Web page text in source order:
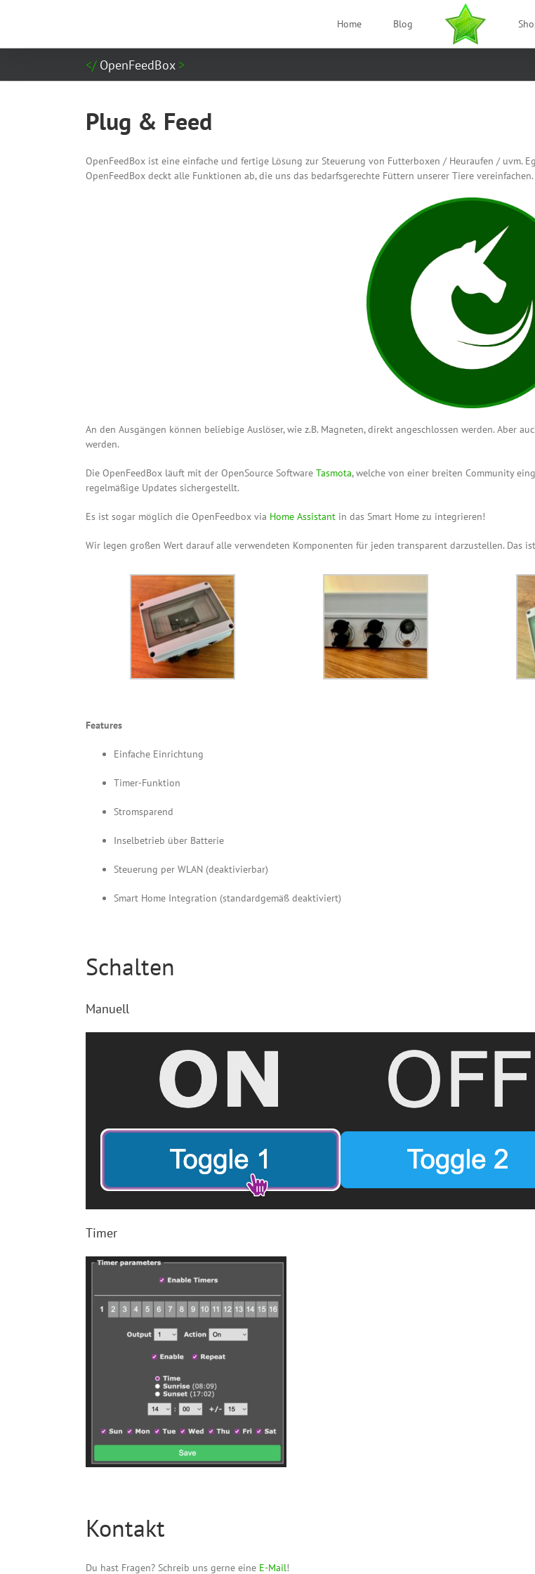
Home Blog
OpenFeedBox
Plug & Feed
OpenFeedBox ist eine einfache und fertige Lösung zur Steuerung von Futterboxen / Heuraufen / uvm.
OpenFeedBox deckt alle Funktionen ab, die uns das bedarfsgerechte Füttern unserer Tiere vereinfachen.
An den Ausgängen können beliebige Auslöser, wie z.B. Magneten, direkt angeschlossen werden. Aber
werden.
Die OpenFeedBox läuft mit der OpenSource Software Tasmota, welche von einer breiten Community
regelmäßige Updates sichergestellt.
Es ist sogar möglich die OpenFeedbox via Home Assistant in das Smart Home zu integrieren!
Wir legen großen Wert darauf alle verwendeten Komponenten für jeden transparent darzustellen. Das
Features
Einfache Einrichtung
Timer-Funktion
Stromsparend
Inselbetrieb über Batterie
Steuerung per WLAN (deaktivierbar)
Smart Home Integration (standardgemäß deaktiviert)
Schalten
Manuell
Timer
Kontakt
Du hast Fragen? Schreib uns gerne eine E-Mail!